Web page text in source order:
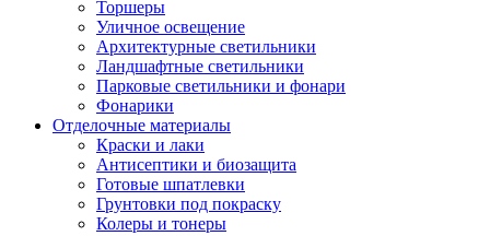
Торшеры
Уличное освещение
Архитектурные светильники
Ландшафтные светильники
Парковые светильники и фонари
Фонарики
Отделочные материалы
Краски и лаки
Антисептики и биозащита
Готовые шпатлевки
Грунтовки под покраску
Колеры и тонеры